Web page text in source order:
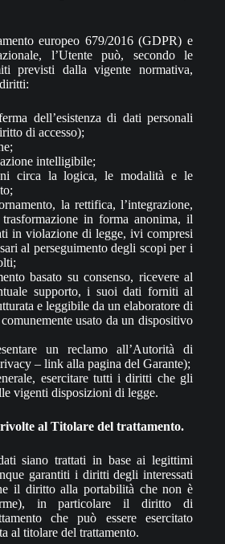
europeo 679/2016 (GDPR) e
l’Utente può, secondo le
previsti dalla vigente normativa,
dell’esistenza di dati personali
di accesso);
intelligibile;
circa la logica, le modalità e le
la rettifica, l’integrazione,
in forma anonima, il
in violazione di legge, ivi compresi
al perseguimento degli scopi per i
basato su consenso, ricevere al
supporto, i suoi dati forniti al
e leggibile da un elaboratore di
usato da un dispositivo
un reclamo all’Autorità di
– link alla pagina del Garante);
esercitare tutti i diritti che gli
vigenti disposizioni di legge.
al Titolare del trattamento.
siano trattati in base ai legittimi
garantiti i diritti degli interessati
il diritto alla portabilità che non è
in particolare il diritto di
che può essere esercitato
al titolare del trattamento.